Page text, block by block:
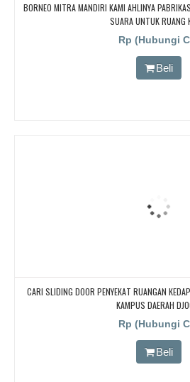
BORNEO MITRA MANDIRI KAMI AHLINYA
SUARA UNTUK RUANG
Rp (Hubungi
Beli
CARI SLIDING DOOR PENYEKAT RUANGAN
KAMPUS DAERAH
Rp (Hubungi
Beli